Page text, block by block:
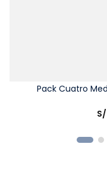
Pack Cuatro
S/